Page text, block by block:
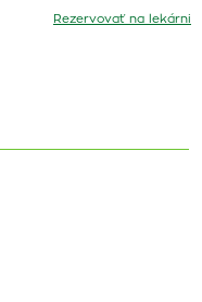
Rezervovať na lekárni